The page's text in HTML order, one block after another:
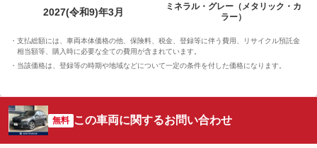
2027(令和9)年3月
ミネラル・グレー（メタリック・カ
ラー）
支払総額には、車両本体価格の他、保険料、税金、登録等に伴う費用、リサイクル預託金
相当額等、購入時に必要な全ての費用が含まれています。
当該価格は、登録等の時期や地域などについて一定の条件を付した価格になります。
無料 この車両に関するお問い合わせ